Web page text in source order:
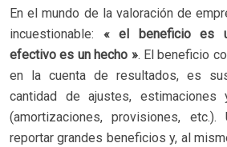
En el mundo de la valoración de
incuestionable: « el beneficio es
efectivo es un hecho ». El beneficio
en la cuenta de resultados, es
cantidad de ajustes, estimaciones
(amortizaciones, provisiones, etc.).
reportar grandes beneficios y, al